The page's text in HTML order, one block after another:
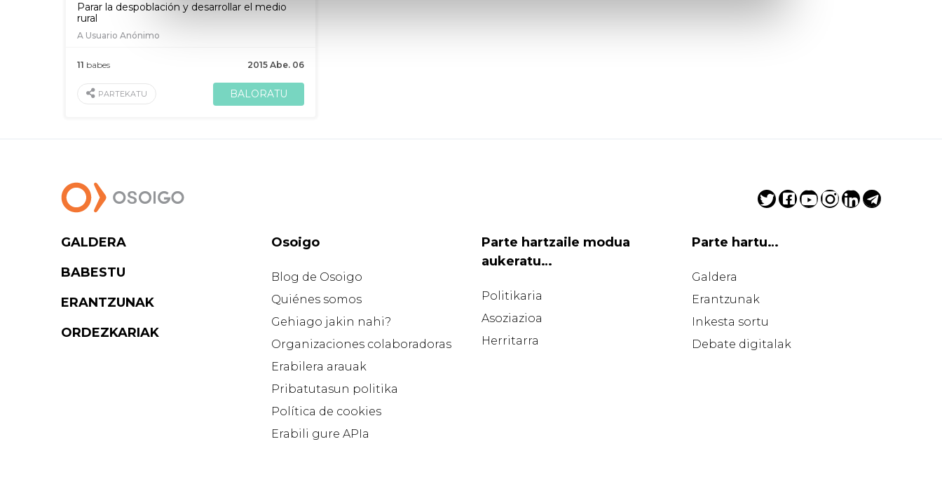
Parar la despoblación y desarrollar el medio
rural
A Usuario Anónimo
2015 Abe. 06
11 babes
PARTEKATU BALORATU
GALDERA
BABESTU
ERANTZUNAK
ORDEZKARIAK
Osoigo
Blog de Osoigo
Quiénes somos
Gehiago jakin nahi?
Organizaciones colaboradoras
Erabilera arauak
Pribatutasun politika
Política de cookies
Erabili gure APIa
Parte hartzaile modua
aukeratu…
Politikaria
Asoziazioa
Herritarra
Parte hartu…
Galdera
Erantzunak
Inkesta sortu
Debate digitalak